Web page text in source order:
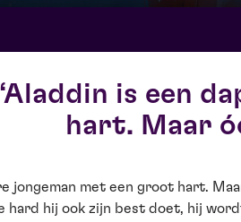
Aladdin is een
hart. Maar
jongeman met een groot hart.
hard hij ook zijn best doet, hij